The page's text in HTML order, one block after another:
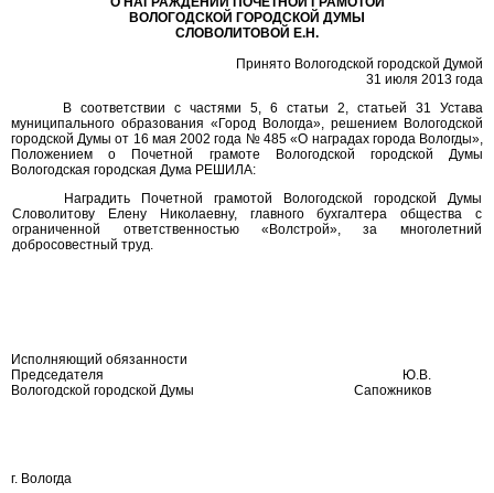
ВОЛОГОДСКОЙ ГОРОДСКОЙ ДУМЫ
СЛОВОЛИТОВОЙ Е.Н.
Принято Вологодской городской Думой
31 июля 2013 года
В соответствии с частями 5, 6 статьи 2, статьей 31 Устава
муниципального образования «Город Вологда», решением Вологодской
городской Думы от 16 мая 2002 года № 485 «О наградах города Вологды»,
Положением о Почетной грамоте Вологодской городской Думы
Вологодская городская Дума РЕШИЛА:
Наградить Почетной грамотой Вологодской городской Думы
Словолитову Елену Николаевну, главного бухгалтера общества с
ограниченной ответственностью «Волстрой», за многолетний
добросовестный труд.
Исполняющий обязанности
Председателя
Вологодской городской Думы
Ю.В.
Сапожников
г. Вологда